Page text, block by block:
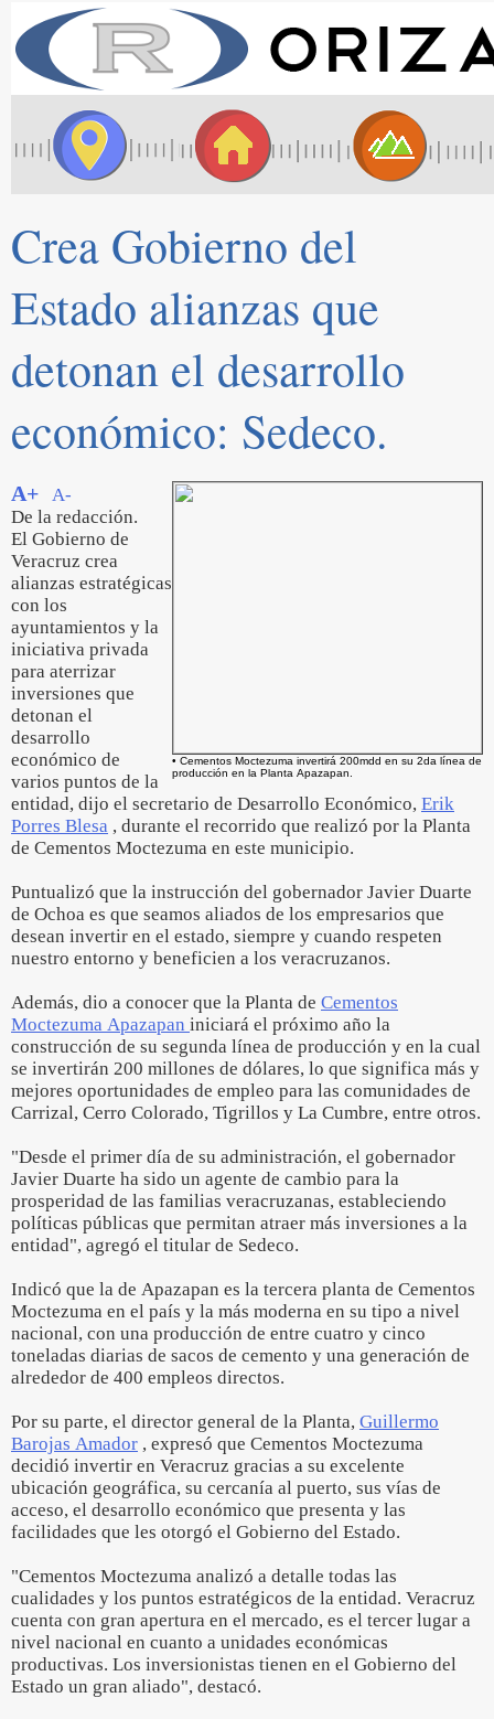
Crea Gobierno del
Estado alianzas que
detonan el desarrollo
económico: Sedeco.
• Cementos Moctezuma invertirá 200mdd en su 2da línea de
producción en la Planta Apazapan.
A+
A-
De la redacción.
El Gobierno de
Veracruz crea
alianzas estratégicas
con los
ayuntamientos y la
iniciativa privada
para aterrizar
inversiones que
detonan el
desarrollo
económico de
varios puntos de la
entidad, dijo el secretario de Desarrollo Económico, Erik
Porres Blesa , durante el recorrido que realizó por la Planta
de Cementos Moctezuma en este municipio.
Puntualizó que la instrucción del gobernador Javier Duarte
de Ochoa es que seamos aliados de los empresarios que
desean invertir en el estado, siempre y cuando respeten
nuestro entorno y beneficien a los veracruzanos.
Además, dio a conocer que la Planta de Cementos
Moctezuma Apazapan iniciará el próximo año la
construcción de su segunda línea de producción y en la cual
se invertirán 200 millones de dólares, lo que significa más y
mejores oportunidades de empleo para las comunidades de
Carrizal, Cerro Colorado, Tigrillos y La Cumbre, entre otros.
"Desde el primer día de su administración, el gobernador
Javier Duarte ha sido un agente de cambio para la
prosperidad de las familias veracruzanas, estableciendo
políticas públicas que permitan atraer más inversiones a la
entidad", agregó el titular de Sedeco.
Indicó que la de Apazapan es la tercera planta de Cementos
Moctezuma en el país y la más moderna en su tipo a nivel
nacional, con una producción de entre cuatro y cinco
toneladas diarias de sacos de cemento y una generación de
alrededor de 400 empleos directos.
Por su parte, el director general de la Planta, Guillermo
Barojas Amador , expresó que Cementos Moctezuma
decidió invertir en Veracruz gracias a su excelente
ubicación geográfica, su cercanía al puerto, sus vías de
acceso, el desarrollo económico que presenta y las
facilidades que les otorgó el Gobierno del Estado.
"Cementos Moctezuma analizó a detalle todas las
cualidades y los puntos estratégicos de la entidad. Veracruz
cuenta con gran apertura en el mercado, es el tercer lugar a
nivel nacional en cuanto a unidades económicas
productivas. Los inversionistas tienen en el Gobierno del
Estado un gran aliado", destacó.